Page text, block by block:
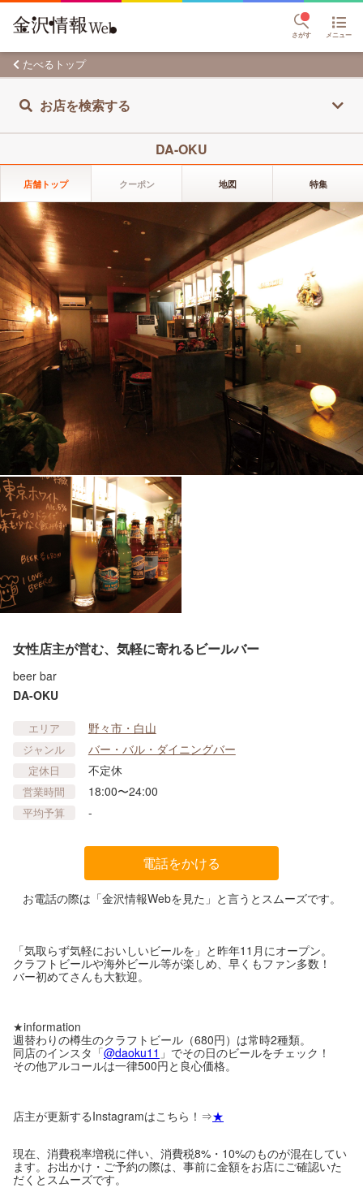
さがす メニュー
たべるトップ
お店を検索する
DA-OKU
店舗トップ クーポン 地図 特集
女性店主が営む、気軽に寄れるビールバー
beer bar
DA-OKU
エリア 野々市・白山
ジャンル バー・バル・ダイニングバー
定休日 不定休
営業時間 18:00〜24:00
平均予算 -
電話をかける
お電話の際は「金沢情報Webを見た」と言うとスムーズです。
「気取らず気軽においしいビールを」と昨年11月にオープン。
クラフトビールや海外ビール等が楽しめ、早くもファン多数！
バー初めてさんも大歓迎。
★information
週替わりの樽生のクラフトビール（680円）は常時2種類。
同店のインスタ「@daoku11 」でその日のビールをチェック！
その他アルコールは一律500円と良心価格。
店主が更新するInstagramはこちら！⇒★
現在、消費税率増税に伴い、消費税8%・10%のものが混在してい
ます。お出かけ・ご予約の際は、事前に金額をお店にご確認いた
だくとスムーズです。